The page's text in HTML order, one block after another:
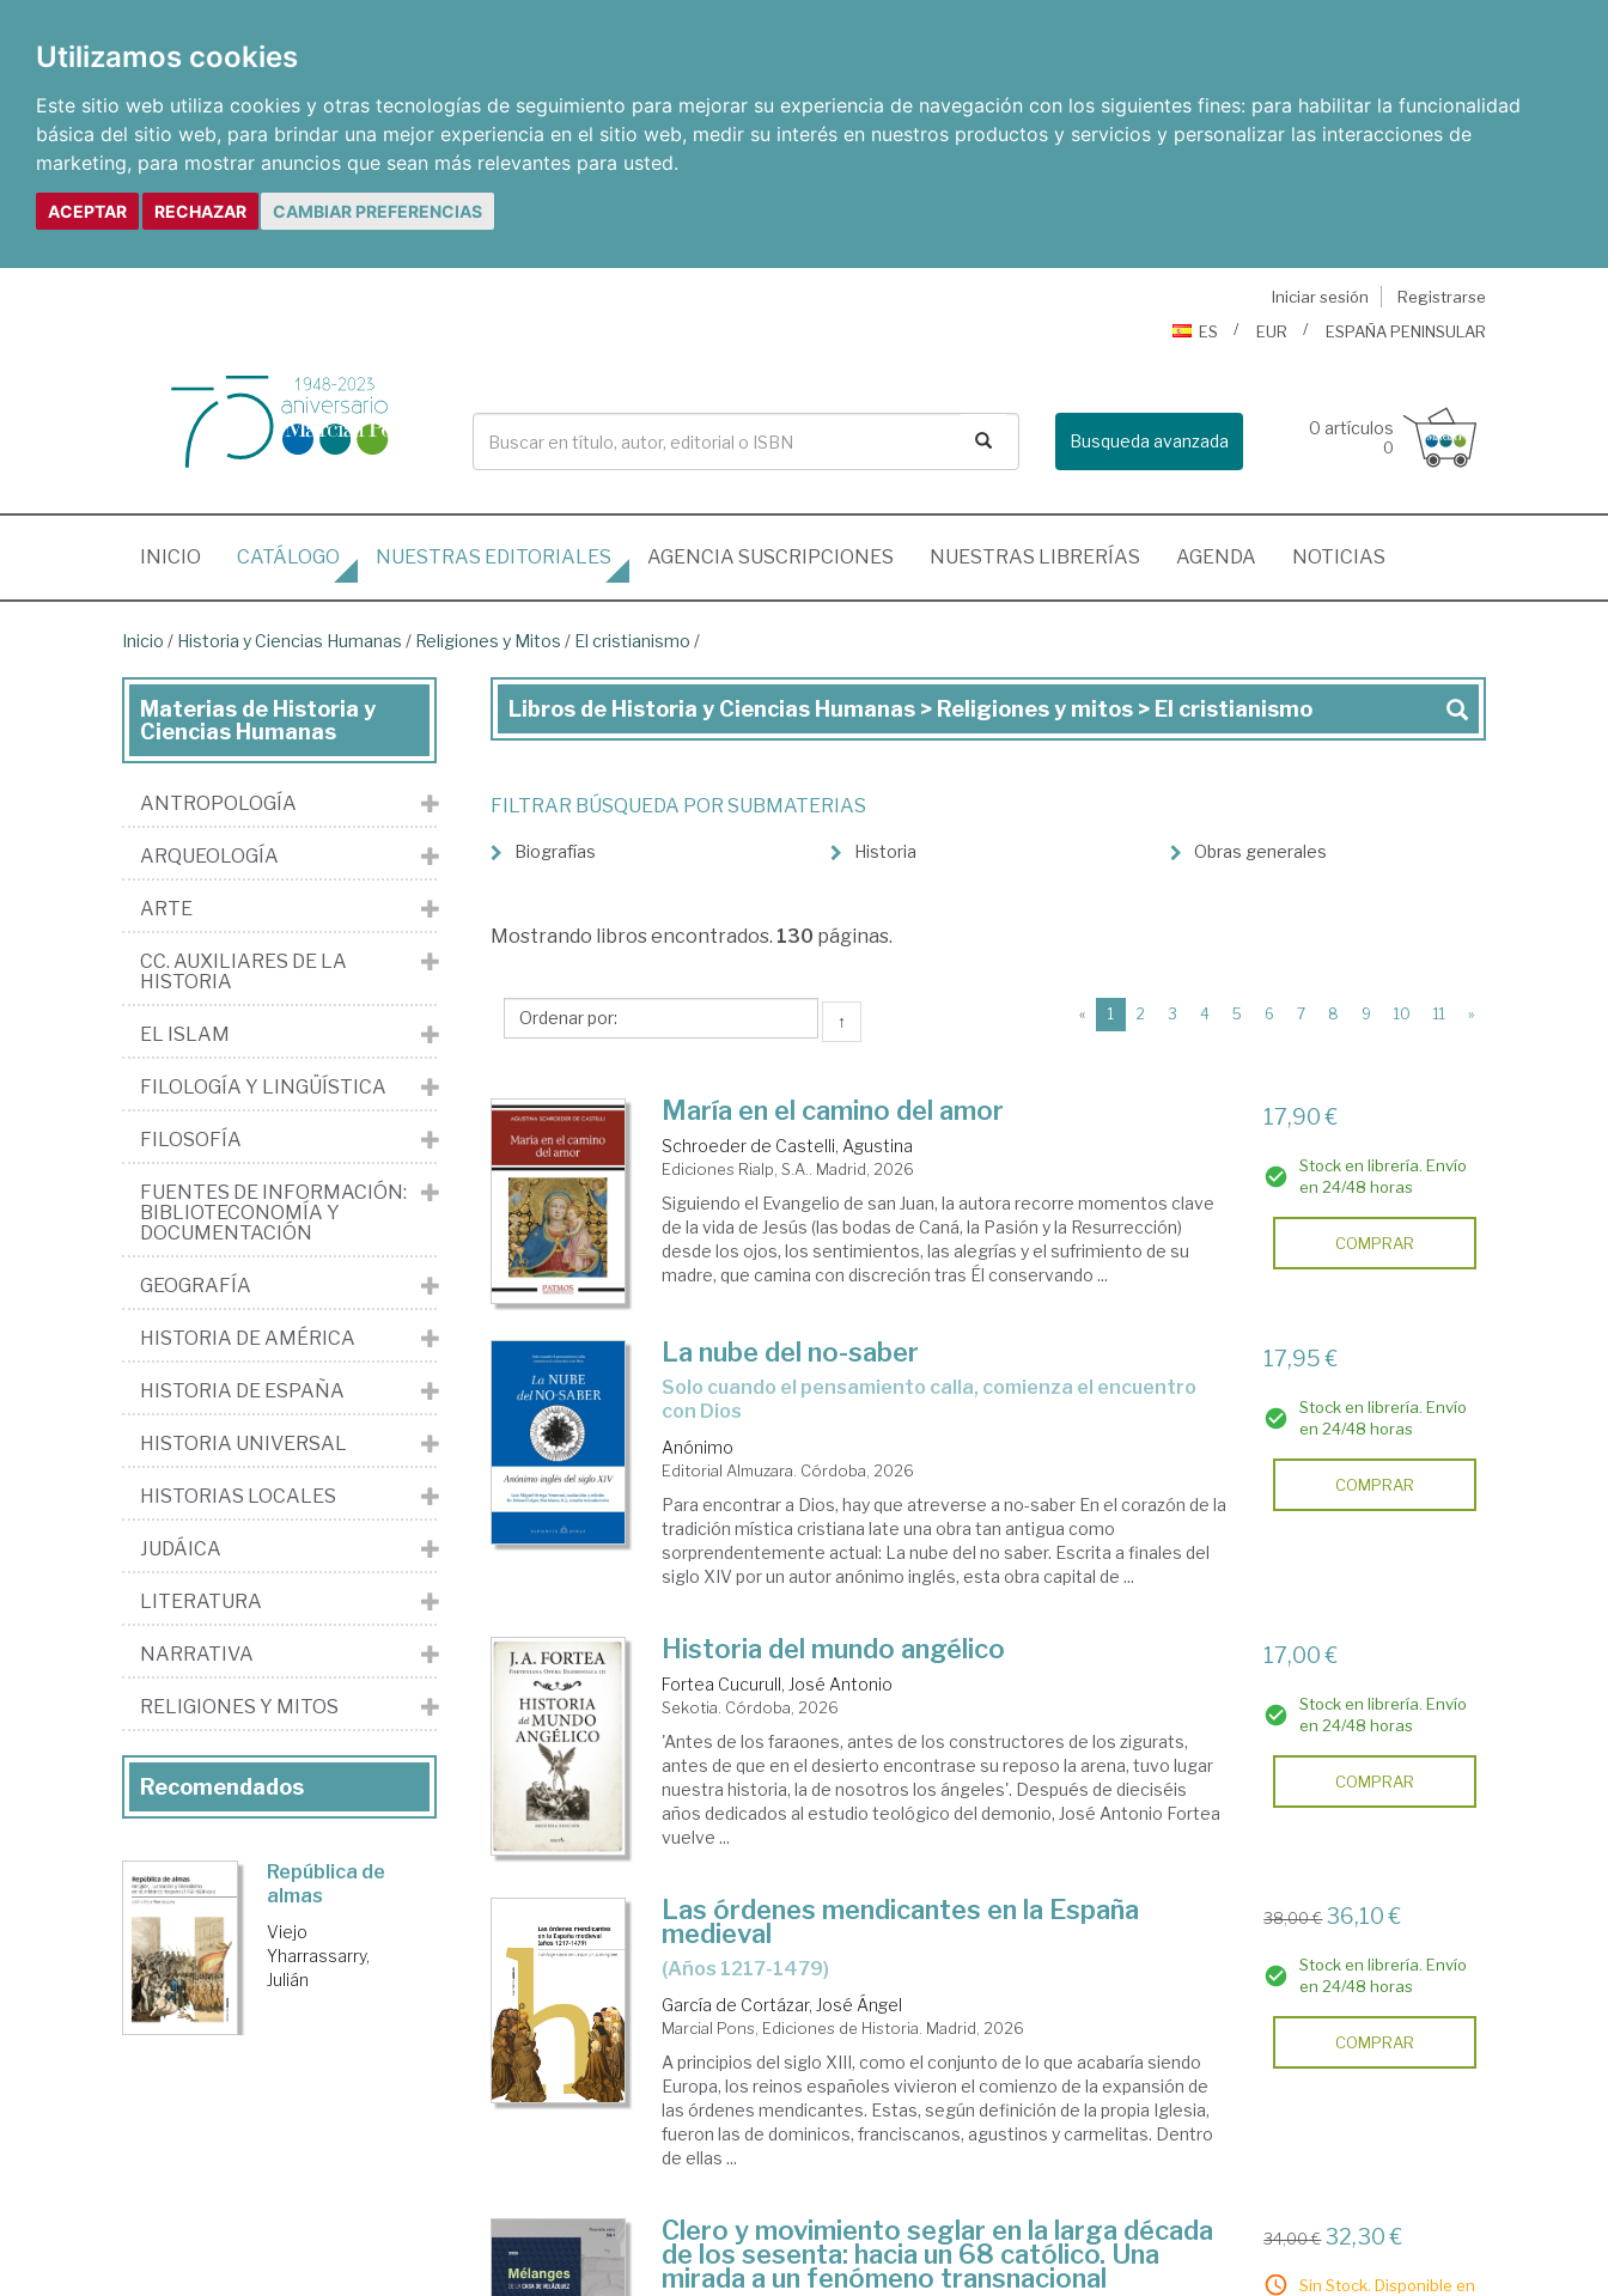
Utilizamos cookies
Este sitio web utiliza cookies y otras tecnologías de seguimiento para mejorar su experiencia de navegación con los siguientes fines: para habilitar la funcionalidad
básica del sitio web, para brindar una mejor experiencia en el sitio web, medir su interés en nuestros productos y servicios y personalizar las interacciones de
marketing, para mostrar anuncios que sean más relevantes para usted.
ACEPTAR RECHAZAR CAMBIAR PREFERENCIAS
Iniciar sesión
Registrarse
ES
EUR ESPAÑA PENINSULAR
Busqueda avanzada
0 artículos
0
INICIO (CURRENT)
CATÁLOGO NUESTRAS EDITORIALES AGENCIA SUSCRIPCIONES NUESTRAS LIBRERÍAS AGENDA NOTICIAS
Inicio / Historia y Ciencias Humanas / Religiones y Mitos / El cristianismo /
Libros
Historia
Ciencias
>
>
El
cristianismo
Libros de Historia y Ciencias Humanas > Religiones y mitos > El cristianismo
FILTRAR BÚSQUEDA POR SUBMATERIAS
Biografías Historia Obras generales
Mostrando libros encontrados. 130 páginas.
↑ « 1 (current)
2 3 4 5 6 7 8 9 10 11 »
María en el camino del amor
Schroeder de Castelli, Agustina
Ediciones Rialp, S.A.. Madrid, 2026
Siguiendo el Evangelio de san Juan, la autora recorre momentos clave
de la vida de Jesús (las bodas de Caná, la Pasión y la Resurrección)
desde los ojos, los sentimientos, las alegrías y el sufrimiento de su
madre, que camina con discreción tras Él conservando ...
17,90 €
Stock en librería. Envío
en 24/48 horas
COMPRAR
La nube del no-saber
Solo cuando el pensamiento calla, comienza el encuentro
con Dios
Anónimo
Editorial Almuzara. Córdoba, 2026
Para encontrar a Dios, hay que atreverse a no-saber En el corazón de la
tradición mística cristiana late una obra tan antigua como
sorprendentemente actual: La nube del no saber. Escrita a finales del
siglo XIV por un autor anónimo inglés, esta obra capital de ...
17,95 €
Stock en librería. Envío
en 24/48 horas
COMPRAR
Historia del mundo angélico
Fortea Cucurull, José Antonio
Sekotia. Córdoba, 2026
'Antes de los faraones, antes de los constructores de los zigurats,
antes de que en el desierto encontrase su reposo la arena, tuvo lugar
nuestra historia, la de nosotros los ángeles'. Después de dieciséis
años dedicados al estudio teológico del demonio, José Antonio Fortea
vuelve ...
17,00 €
Stock en librería. Envío
en 24/48 horas
COMPRAR
Las órdenes mendicantes en la España
medieval
(años 1217-1479)
García de Cortázar, José Ángel
Marcial Pons, Ediciones de Historia. Madrid, 2026
A principios del siglo XIII, como el conjunto de lo que acabaría siendo
Europa, los reinos españoles vivieron el comienzo de la expansión de
las órdenes mendicantes. Estas, según definición de la propia Iglesia,
fueron las de dominicos, franciscanos, agustinos y carmelitas. Dentro
de ellas ...
38,00 € 36,10 €
Stock en librería. Envío
en 24/48 horas
COMPRAR
Clero y movimiento seglar en la larga década
de los sesenta: hacia un 68 católico. Una
mirada a un fenómeno transnacional
34,00 € 32,30 €
Sin Stock. Disponible en
Materias de Historia y
Ciencias Humanas
ANTROPOLOGÍA
ARQUEOLOGÍA
ARTE
CC. AUXILIARES DE LA
HISTORIA
EL ISLAM
FILOLOGÍA Y LINGÜÍSTICA
FILOSOFÍA
FUENTES DE INFORMACIÓN:
BIBLIOTECONOMÍA Y
DOCUMENTACIÓN
GEOGRAFÍA
HISTORIA DE AMÉRICA
HISTORIA DE ESPAÑA
HISTORIA UNIVERSAL
HISTORIAS LOCALES
JUDÁICA
LITERATURA
NARRATIVA
RELIGIONES Y MITOS
Recomendados
República de
almas
Viejo
Yharrassarry,
Julián